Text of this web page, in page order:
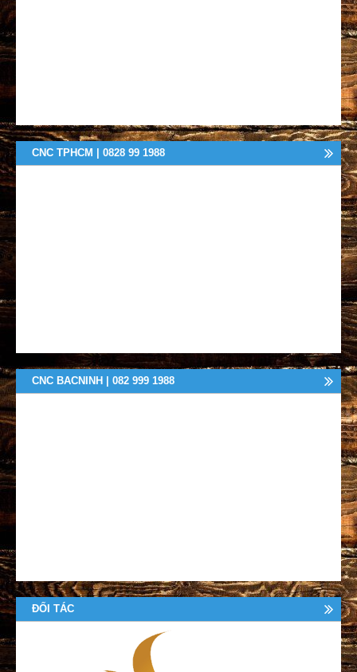
CNC TPHCM | 0828 99 1988
CNC BACNINH | 082 999 1988
ĐỐI TÁC